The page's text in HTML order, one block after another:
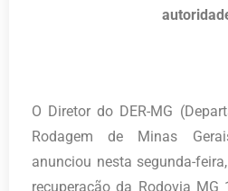
O Diretor do DER-MG
Rodagem de Minas
anunciou nesta segunda-
recuperação da Rodovia